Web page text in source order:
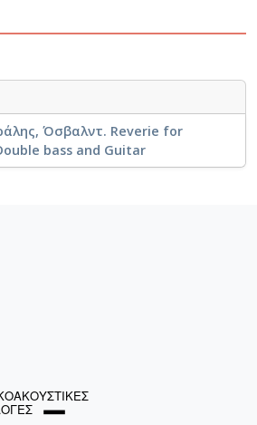
Όσβαλντ. Reverie for
bass and Guitar